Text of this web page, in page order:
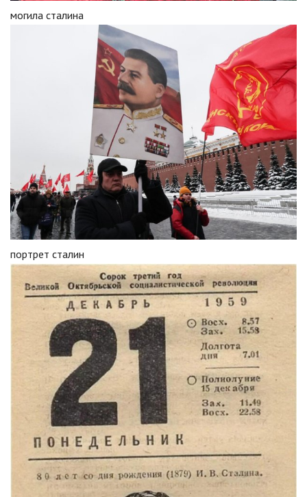
могила сталина
портрет сталин